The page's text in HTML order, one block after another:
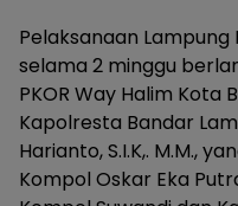
Pelaksanaan
selama 2 minggu
PKOR Way Halim Kota
Kapolresta Bandar
Harianto, S.I.K,. M.M.,
Kompol Oskar Eka